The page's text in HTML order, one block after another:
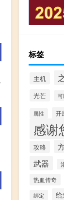
标签
主机
光芒
属性 开
感谢
攻略
武器
热血传奇
绑定
给